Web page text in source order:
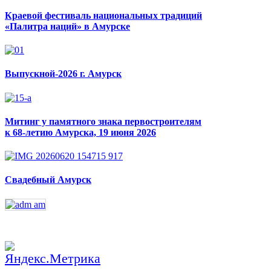
Краевой фестиваль национальных традиций
«Палитра наций» в Амурске
Выпускной-2026 г. Амурск
Митинг у памятного знака первостроителям
к 68-летию Амурска, 19 июня 2026
Свадебный Амурск